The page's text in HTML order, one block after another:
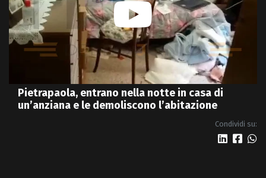
Pietrapaola, entrano nella notte in casa di
un’anziana e le demoliscono l’abitazione
Condividi su: